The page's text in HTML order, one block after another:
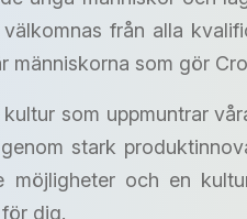
från alla
människorna som gör
som uppmuntrar
stark
möjligheter och en
dig.